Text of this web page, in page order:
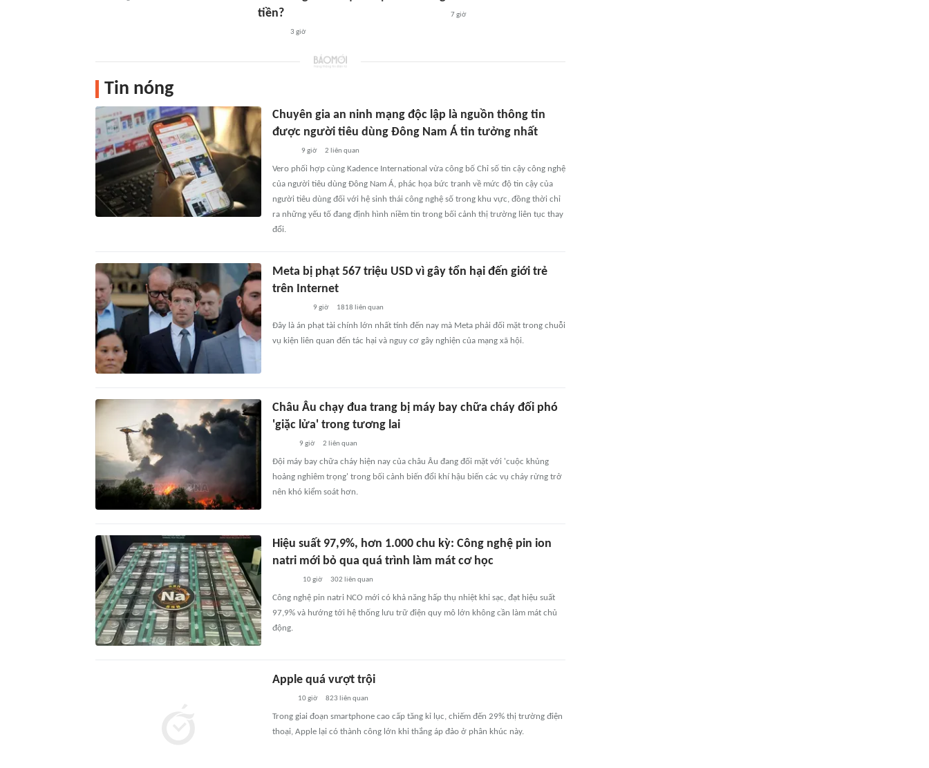
tiền?
3 giờ
7 giờ
Tin nóng
Chuyên gia an ninh mạng độc lập là nguồn thông tin
được người tiêu dùng Đông Nam Á tin tưởng nhất
9 giờ 2 liên quan
Vero phối hợp cùng Kadence International vừa công bố Chỉ số tin cậy công nghệ
của người tiêu dùng Đông Nam Á, phác họa bức tranh về mức độ tin cậy của
người tiêu dùng đối với hệ sinh thái công nghệ số trong khu vực, đồng thời chỉ
ra những yếu tố đang định hình niềm tin trong bối cảnh thị trường liên tục thay
đổi.
Meta bị phạt 567 triệu USD vì gây tổn hại đến giới trẻ
trên Internet
9 giờ 1818 liên quan
Đây là án phạt tài chính lớn nhất tính đến nay mà Meta phải đối mặt trong chuỗi
vụ kiện liên quan đến tác hại và nguy cơ gây nghiện của mạng xã hội.
Châu Âu chạy đua trang bị máy bay chữa cháy đối phó
'giặc lửa' trong tương lai
9 giờ 2 liên quan
Đội máy bay chữa cháy hiện nay của châu Âu đang đối mặt với 'cuộc khủng
hoảng nghiêm trọng' trong bối cảnh biến đổi khí hậu biến các vụ cháy rừng trở
nên khó kiểm soát hơn.
Hiệu suất 97,9%, hơn 1.000 chu kỳ: Công nghệ pin ion
natri mới bỏ qua quá trình làm mát cơ học
10 giờ 302 liên quan
Công nghệ pin natri NCO mới có khả năng hấp thụ nhiệt khi sạc, đạt hiệu suất
97,9% và hướng tới hệ thống lưu trữ điện quy mô lớn không cần làm mát chủ
động.
Apple quá vượt trội
10 giờ 823 liên quan
Trong giai đoạn smartphone cao cấp tăng kỉ lục, chiếm đến 29% thị trường điện
thoại, Apple lại có thành công lớn khi thắng áp đảo ở phân khúc này.